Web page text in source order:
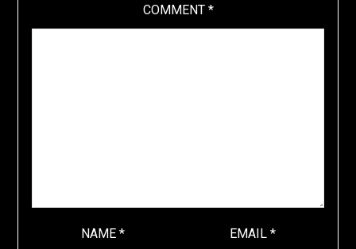
COMMENT *
NAME* EMAIL*